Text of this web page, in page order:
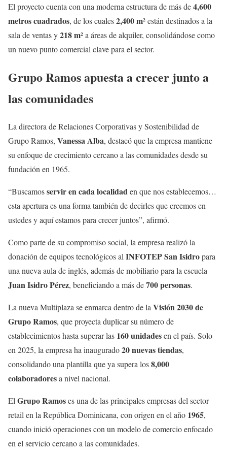
El proyecto cuenta con una moderna estructura de más de4,600
metros cuadrados, de los cuales2,400 m²están destinados a la
sala de ventas y218 m²a áreas de alquiler, consolidándose como
un nuevo punto comercial clave para el sector.
Grupo Ramos apuesta a crecer junto a
las comunidades
La directora de Relaciones Corporativas y Sostenibilidad de
Grupo Ramos, Vanessa Alba, destacó que la empresa mantiene
su enfoque de crecimiento cercano a las comunidades desde su
fundación en 1965.
“Buscamosservir en cada localidaden que nos establecemos…
esta apertura es una forma también de decirles que creemos en
ustedes y aquí estamos para crecer juntos”, afirmó.
Como parte de su compromiso social, la empresa realizó la
donación de equipos tecnológicos alINFOTEP San Isidropara
una nueva aula de inglés, además de mobiliario para la escuela
Juan Isidro Pérez, beneficiando a más de700 personas.
La nueva Multiplaza se enmarca dentro de laVisión 2030 de
Grupo Ramos, que proyecta duplicar su número de
establecimientos hasta superar las 160 unidadesen el país. Solo
en 2025, la empresa ha inaugurado20 nuevas tiendas,
consolidando una plantilla que ya supera los8,000
colaboradoresa nivel nacional.
ElGrupo Ramoses una de las principales empresas del sector
retail en la República Dominicana, con origen en el año 1965,
cuando inició operaciones con un modelo de comercio enfocado
en el servicio cercano a las comunidades.